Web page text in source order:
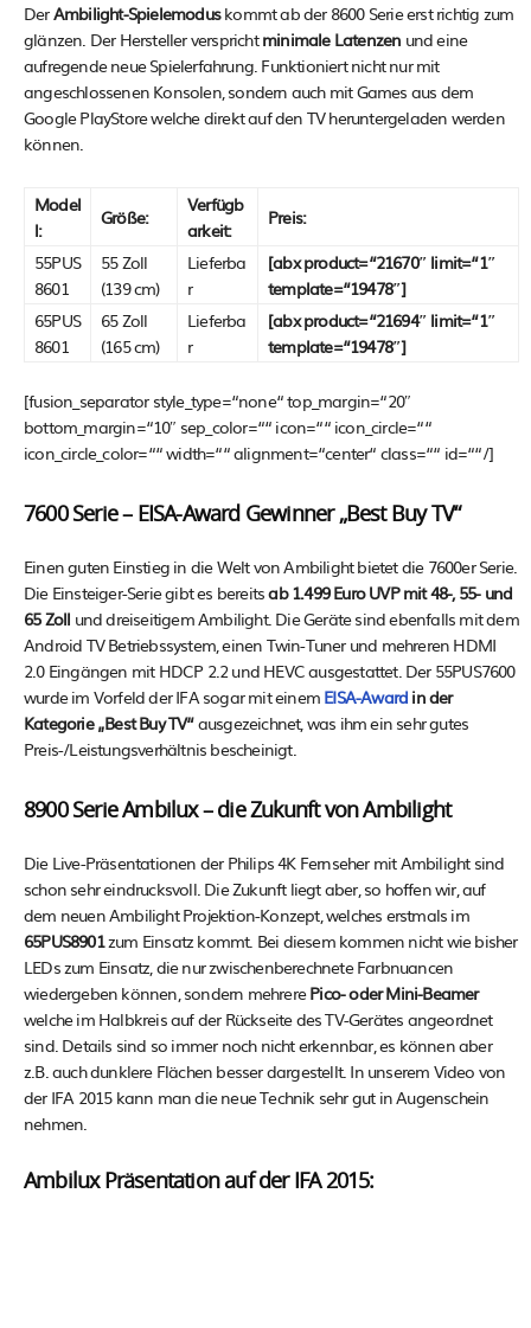
DerAmbilight-Spielemoduskommt ab der 8600 Serie erst richtig zum
glänzen. Der Hersteller versprichtminimale Latenzen und eine
aufregende neue Spielerfahrung. Funktioniert nicht nur mit
angeschlossenen Konsolen, sondern auch mit Games aus dem
Google PlayStore welche direkt auf den TV heruntergeladen werden
können.
Model
l:
Größe:
Verfügb
arkeit:
Preis:
55PUS
8601
55 Zoll
(139 cm)
Lieferba
r
[abx product=“21670″ limit=“1″
template=“19478″]
65PUS
8601
65 Zoll
(165 cm)
Lieferba
r
[abx product=“21694″ limit=“1″
template=“19478″]
[fusion_separator style_type=“none“ top_margin=“20″
bottom_margin=“10″ sep_color=““ icon=““ icon_circle=““
icon_circle_color=““ width=““ alignment=“center“ class=““ id=““/]
7600 Serie – EISA-Award Gewinner „Best Buy TV“
Einen guten Einstieg in die Welt von Ambilight bietet die 7600er Serie.
Die Einsteiger-Serie gibt es bereitsab 1.499 Euro UVP mit 48-, 55- und
65 Zoll und dreiseitigem Ambilight. Die Geräte sind ebenfalls mit dem
Android TV Betriebssystem, einen Twin-Tuner und mehreren HDMI
2.0 Eingängen mit HDCP 2.2 und HEVC ausgestattet. Der 55PUS7600
wurde im Vorfeld der IFA sogar mit einem EISA-Award in der
Kategorie „Best Buy TV“ausgezeichnet, was ihm ein sehr gutes
Preis-/Leistungsverhältnis bescheinigt.
8900 Serie Ambilux – die Zukunft von Ambilight
Die Live-Präsentationen der Philips 4K Fernseher mit Ambilight sind
schon sehr eindrucksvoll. Die Zukunft liegt aber, so hoffen wir, auf
dem neuen Ambilight Projektion-Konzept, welches erstmals im
65PUS8901zum Einsatz kommt. Bei diesem kommen nicht wie bisher
LEDs zum Einsatz, die nur zwischenberechnete Farbnuancen
wiedergeben können, sondern mehrerePico- oder Mini-Beamer
welche im Halbkreis auf der Rückseite des TV-Gerätes angeordnet
sind. Details sind so immer noch nicht erkennbar, es können aber
z.B. auch dunklere Flächen besser dargestellt. In unserem Video von
der IFA 2015 kann man die neue Technik sehr gut in Augenschein
nehmen.
Ambilux Präsentation auf der IFA 2015: